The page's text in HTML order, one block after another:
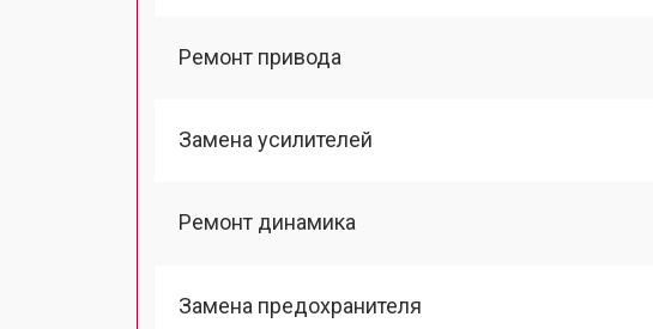
Ремонт привода
Замена усилителей
Ремонт динамика
Замена предохранителя